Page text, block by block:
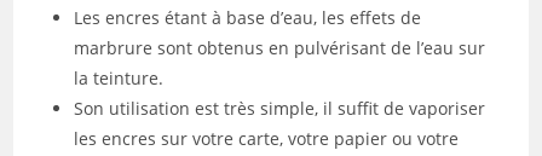
Les encres étant à base d’eau, les effets de
marbrure sont obtenus en pulvérisant de l’eau sur
la teinture.
Son utilisation est très simple, il suffit de vaporiser
les encres sur votre carte, votre papier ou votre